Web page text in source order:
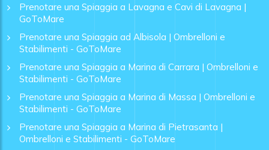
Prenotare una Spiaggia a Lavagna e Cavi di Lavagna |
GoToMare
Prenotare una Spiaggia ad Albisola | Ombrelloni e
Stabilimenti - GoToMare
Prenotare una Spiaggia a Marina di Carrara | Ombrelloni e
Stabilimenti - GoToMare
Prenotare una Spiaggia a Marina di Massa | Ombrelloni e
Stabilimenti - GoToMare
Prenotare una Spiaggia a Marina di Pietrasanta |
Ombrelloni e Stabilimenti - GoToMare